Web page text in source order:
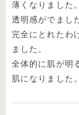
薄くなりました。
透明感がでまし
完全にとれたわ
ました。
全体的に肌が明
肌になりました。